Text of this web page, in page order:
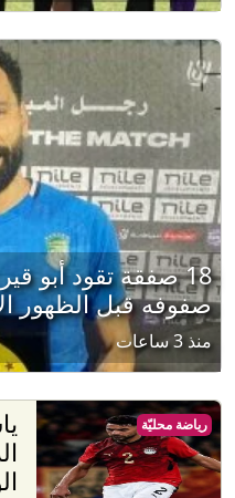
18 صفقة تقود أبو
صفوفه قبل الظهور
منذ 3 ساعات
رياضة محليّة